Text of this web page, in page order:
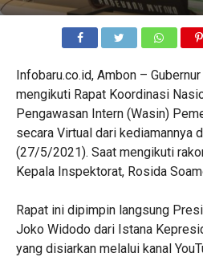
Infobaru.co.id, Ambon –
mengikuti Rapat Koordinasi
Pengawasan Intern (Wasin)
secara Virtual dari kediamannya
(27/5/2021). Saat mengikuti
Kepala Inspektorat, Rosida
Rapat ini dipimpin langsung
Joko Widodo dari Istana
yang disiarkan melalui kanal